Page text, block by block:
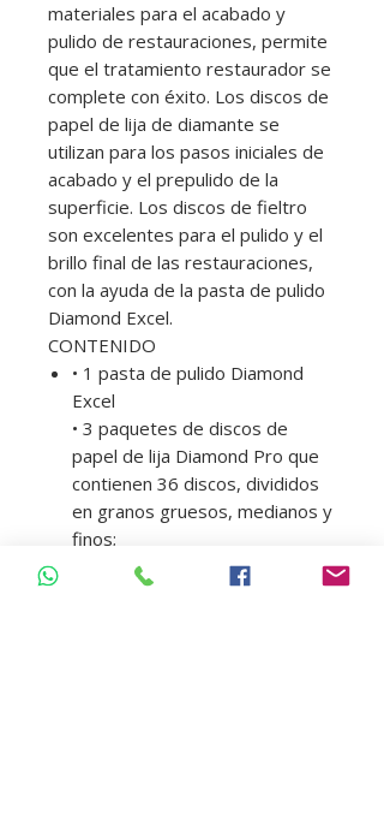
materiales para el acabado y
pulido de restauraciones, permite
que el tratamiento restaurador se
complete con éxito. Los discos de
papel de lija de diamante se
utilizan para los pasos iniciales de
acabado y el prepulido de la
superficie. Los discos de fieltro
son excelentes para el pulido y el
brillo final de las restauraciones,
con la ayuda de la pasta de pulido
Diamond Excel.
CONTENIDO
• 1 pasta de pulido Diamond
Excel
• 3 paquetes de discos de
papel de lija Diamond Pro que
contienen 36 discos, divididos
en granos gruesos, medianos y
finos;
• 1 paquete de discos de fieltro
Diamond Flex que contiene 14